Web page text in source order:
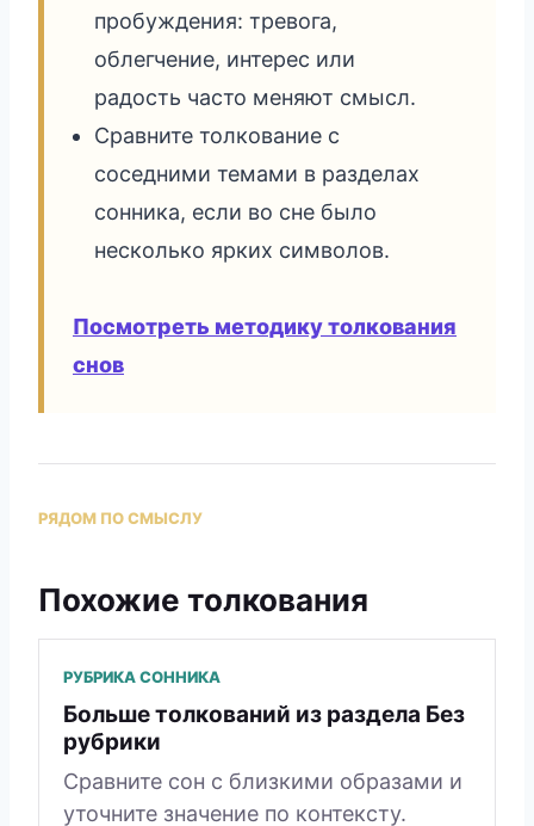
пробуждения: тревога,
облегчение, интерес или
радость часто меняют смысл.
Сравните толкование с
соседними темами в разделах
сонника, если во сне было
несколько ярких символов.
Посмотреть методику толкования
снов
РЯДОМ ПО СМЫСЛУ
Похожие толкования
РУБРИКА СОННИКА
Больше толкований из раздела Без
рубрики
Сравните сон с близкими образами и
уточните значение по контексту.